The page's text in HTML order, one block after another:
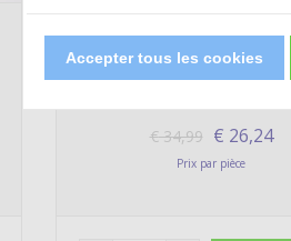
Zodiac: Tweelingen -
Puzzel (100)
€34,99 € 26,24
Prix par pièce
Accepter tous les cookies